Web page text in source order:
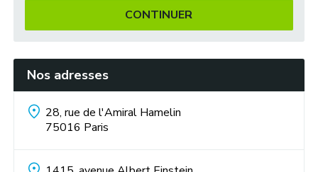
The « Da Vinci Code » :
Au temps des Romains :
CONTINUER
Nos adresses
28, rue de l'Amiral Hamelin
75016 Paris